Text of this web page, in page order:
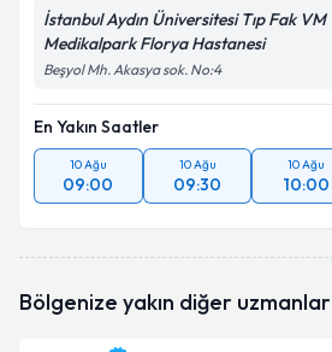
İstanbul Aydın Üniversitesi Tıp Fak VM
Medikalpark Florya Hastanesi
Beşyol Mh. Akasya sok. No:4
En Yakın Saatler
10 Ağu
09:00
10 Ağu
09:30
10 Ağu
10:00
Bölgenize yakın diğer uzmanlar